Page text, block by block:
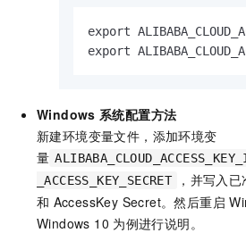
export
export
Windows 系统配置方法
新建环境变量文件，添加环境变
量
_ACCESS_KEY_SECRET
，并写入
和 AccessKey Secret。然后重启
Windows 10 为例进行说明。